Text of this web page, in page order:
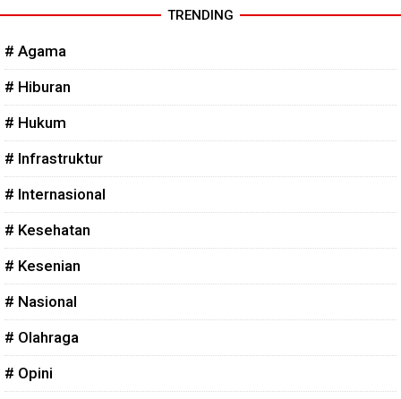
TRENDING
# Agama
# Hiburan
# Hukum
# Infrastruktur
# Internasional
# Kesehatan
# Kesenian
# Nasional
# Olahraga
# Opini